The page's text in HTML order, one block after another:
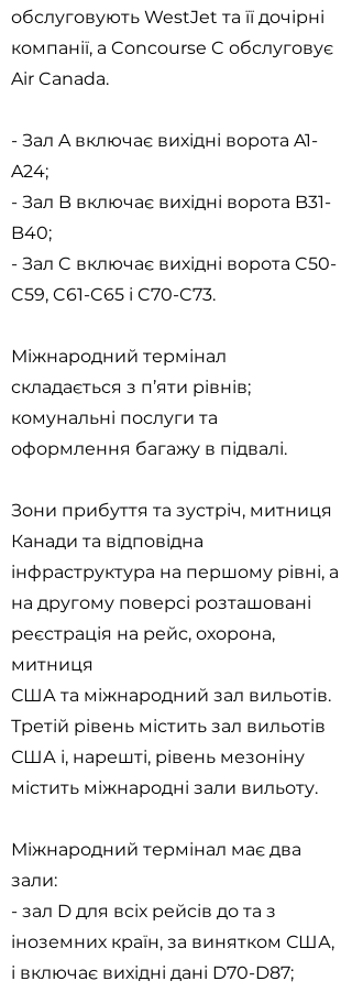
обслуговують WestJet та її дочірні
компанії, а Concourse C обслуговує
Air Canada.
- Зал A включає вихідні ворота A1-
A24;
- Зал B включає вихідні ворота B31-
B40;
- Зал C включає вихідні ворота C50-
C59, C61-C65 і C70-C73.
Міжнародний термінал
складається з п’яти рівнів;
комунальні послуги та
оформлення багажу в підвалі.
Зони прибуття та зустріч, митниця
Канади та відповідна
інфраструктура на першому рівні, а
на другому поверсі розташовані
реєстрація на рейс, охорона,
митниця
США та міжнародний зал вильотів.
Третій рівень містить зал вильотів
США і, нарешті, рівень мезоніну
містить міжнародні зали вильоту.
Міжнародний термінал має два
зали:
- зал D для всіх рейсів до та з
іноземних країн, за винятком США,
і включає вихідні дані D70-D87;